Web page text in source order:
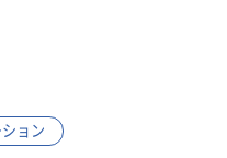
ョン